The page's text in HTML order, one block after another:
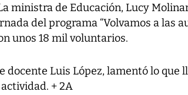
ministra de Educación, Lucy
del programa “Volvamos a las
unos 18 mil voluntarios.
docente Luis López, lamentó lo que
+ 2A